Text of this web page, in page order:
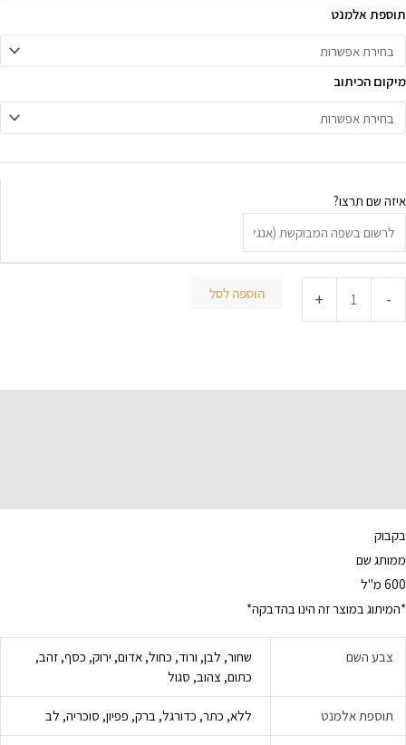
תוספת אלמנט
מיקום הכיתוב
איזה שם תרצו?
-
+ הוספה לסל
בקבוק
ממותג שם
600 מ"ל
*המיתוג במוצר זה הינו בהדבקה*
צבע השם
שחור, לבן, ורוד, כחול, אדום, ירוק, כסף, זהב,
כתום, צהוב, סגול
תוספת אלמנט ללא, כתר, כדורגל, ברק, פפיון, סוכריה, לב